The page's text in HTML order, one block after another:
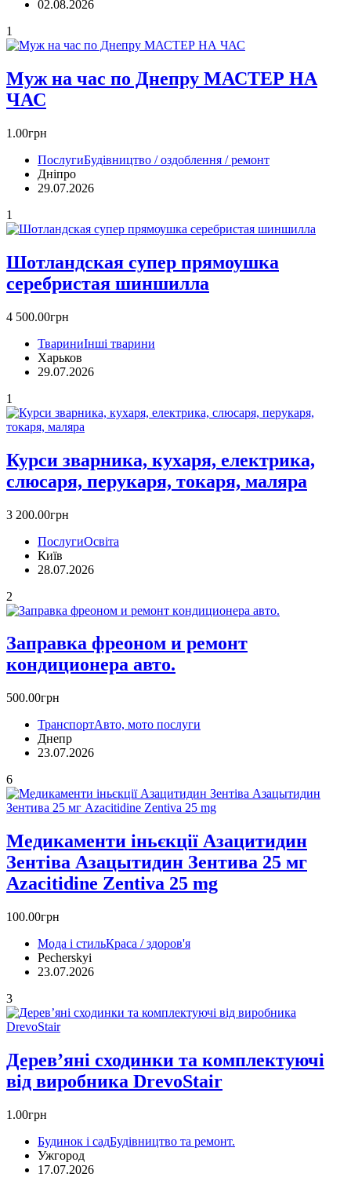
02.08.2026
1
Муж на час по Днепру МАСТЕР НА
ЧАС
1.00грн
ПослугиБудівництво / оздоблення / ремонт
Дніпро
29.07.2026
1
Шотландская супер прямоушка
серебристая шиншилла
4 500.00грн
ТвариниІнші тварини
Харьков
29.07.2026
1
Курси зварника, кухаря, електрика,
слюсаря, перукаря, токаря, маляра
3 200.00грн
ПослугиОсвіта
Київ
28.07.2026
2
Заправка фреоном и ремонт
кoндиционера авто.
500.00грн
ТранспортАвто, мото послуги
Днепр
23.07.2026
6
Медикаменти іньєкції Азацитидин
Зентіва Азацытидин Зентива 25 мг
Azacitidine Zentiva 25 mg
100.00грн
Мода і стильКраса / здоров'я
Pecherskyi
23.07.2026
3
Дерев’яні сходинки та комплектуючі
від виробника DrevoStair
1.00грн
Будинок і садБудівництво та ремонт.
Ужгород
17.07.2026